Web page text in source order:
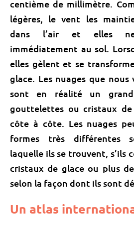
centième de millimètre.
légères, le vent les
dans l’air et elles
immédiatement au sol.
elles gèlent et se
glace. Les nuages que nous
sont en réalité un
gouttelettes ou cristaux
côte à côte. Les nuages
formes très différentes
laquelle ils se trouvent, s’ils
cristaux de glace ou plus
selon la façon dont ils sont
Un atlas